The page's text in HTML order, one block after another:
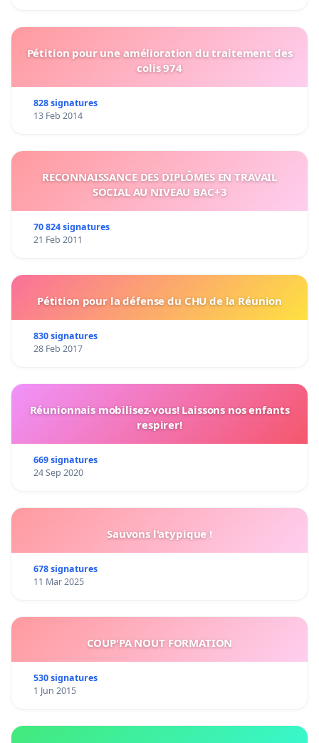
Pétition pour une amélioration du traitement des
colis 974
828 signatures
13 Feb 2014
RECONNAISSANCE DES DIPLÔMES EN TRAVAIL
SOCIAL AU NIVEAU BAC+3
70 824 signatures
21 Feb 2011
Pétition pour la défense du CHU de la Réunion
830 signatures
28 Feb 2017
Réunionnais mobilisez-vous! Laissons nos enfants
respirer!
669 signatures
24 Sep 2020
Sauvons l'atypique !
678 signatures
11 Mar 2025
COUP'PA NOUT FORMATION
530 signatures
1 Jun 2015